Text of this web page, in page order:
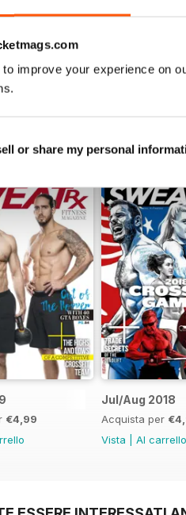
improve your experience on
or share my personal
INDIETRO
€4,99
Jul/Aug 2018
Acquista per
Vista
Al carrello